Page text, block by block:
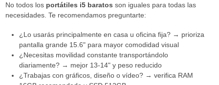
No todos los portátiles i5 baratos son iguales para todas las
necesidades. Te recomendamos preguntarte:
¿Lo usarás principalmente en casa u oficina fija? → prioriza
pantalla grande 15.6" para mayor comodidad visual
¿Necesitas movilidad constante transportándolo
diariamente? → mejor 13-14" y peso reducido
¿Trabajas con gráficos, diseño o vídeo? → verifica RAM